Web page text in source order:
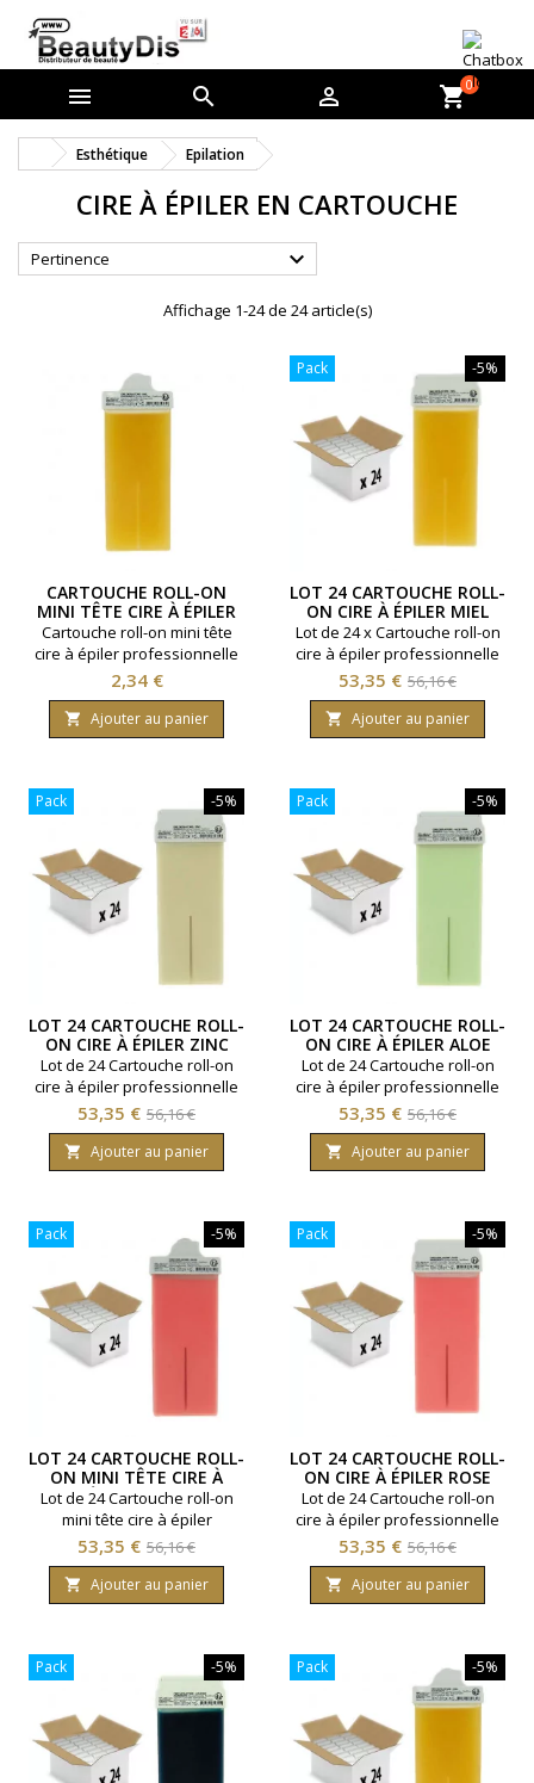
   shopping_cart0
Esthétique Epilation
CIRE À ÉPILER EN CARTOUCHE
Pertinence 
Affichage 1-24 de 24 article(s)
CARTOUCHE ROLL-ON
MINI TÊTE CIRE À ÉPILER
MIEL
Cartouche roll-on mini tête
cire à épiler professionnelle
miel. Contenance 100ml. Tous
types de peaux.
Prix
2,34 €
 Ajouter au panier
-5%
Pack
LOT 24 CARTOUCHE ROLL-
ON CIRE À ÉPILER MIEL
Lot de 24 x Cartouche roll-on
cire à épiler professionnelle
miel. Contenance 100ml. Tous
types de peaux.
Prix
53,35 € Prix
de
base
56,16 €
 Ajouter au panier
-5%
Pack
LOT 24 CARTOUCHE ROLL-
ON CIRE À ÉPILER ZINC
Lot de 24 Cartouche roll-on
cire à épiler professionnelle
Zinc. Contenance 100ml. Pour
poils fins et zones très
sensibles.
Prix
53,35 € Prix
de
base
56,16 €
 Ajouter au panier
-5%
Pack
LOT 24 CARTOUCHE ROLL-
ON CIRE À ÉPILER ALOE
VERA
Lot de 24 Cartouche roll-on
cire à épiler professionnelle
Aloe Vera.Contenance 100ml.
Pour peaux sensibles.
Prix
53,35 € Prix
de
base
56,16 €
 Ajouter au panier
-5%
Pack
LOT 24 CARTOUCHE ROLL-
ON MINI TÊTE CIRE À
ÉPILER ROSE
Lot de 24 Cartouche roll-on
mini tête cire à épiler
professionnelle Rose.
Contenance 100ml. Pour
peaux sensibles.
Prix
53,35 € Prix
de
base
56,16 €
 Ajouter au panier
-5%
Pack
LOT 24 CARTOUCHE ROLL-
ON CIRE À ÉPILER ROSE
Lot de 24 Cartouche roll-on
cire à épiler professionnelle
Rose. Contenance 100ml.
Pour peaux sensibles.
Prix
53,35 € Prix
de
base
56,16 €
 Ajouter au panier
-5%
Pack -5%
Pack